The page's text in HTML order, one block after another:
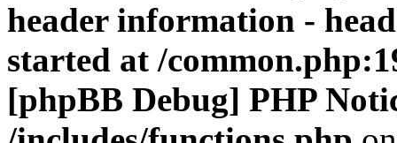
header information -
started at /
[phpBB Debug] PHP